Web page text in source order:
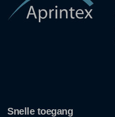
Snelle toegang